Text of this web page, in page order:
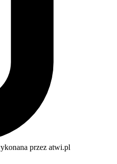
przez atwi.pl